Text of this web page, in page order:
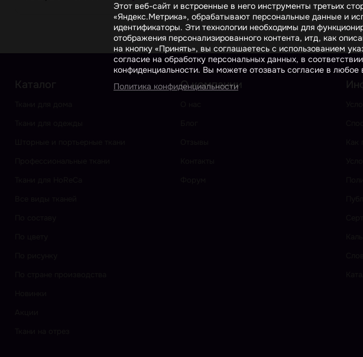
Каталог О компании
Этот веб-сайт и встроенные в него инструменты третьих
«Яндекс.Метрика», обрабатывают персональные данные и
идентификаторы. Эти технологии необходимы для
отображения персонализированного контента, итд, как
на кнопку «Принять», вы соглашаетесь с использованием
согласие на обработку персональных данных, в
конфиденциальности. Вы можете отозвать согласие в любое
Политика конфиденциальности